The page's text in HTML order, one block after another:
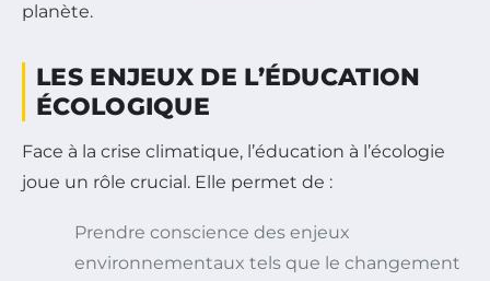
planète.
LES ENJEUX DE L’ÉDUCATION
ÉCOLOGIQUE
Face à la crise climatique, l’éducation à l’écologie
joue un rôle crucial. Elle permet de :
Prendre conscience des enjeux
environnementaux tels que le changement